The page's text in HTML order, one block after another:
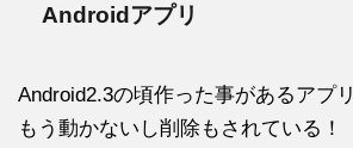
Androidアプリ
Android2.3の頃作った事があるアプリ
もう動かないし削除もされている！